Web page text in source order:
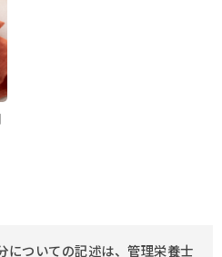
についての記述は、管理栄養士